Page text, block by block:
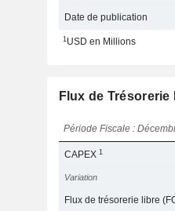
Date de publication
1USD en Millions
Flux de
Période Fiscale :
CAPEX1
Variation
Flux de trésorerie libre